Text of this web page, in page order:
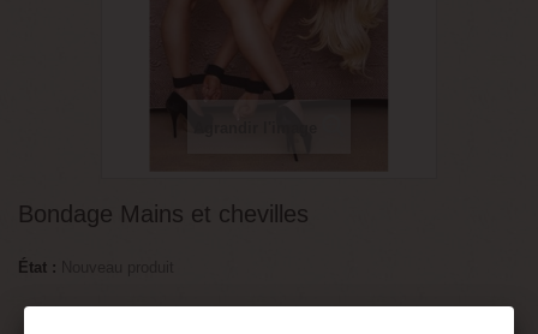
Bondage Mains et chevilles
État :